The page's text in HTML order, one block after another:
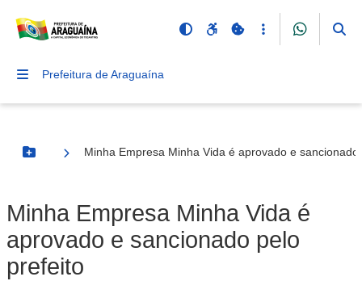
Prefeitura de Araguaína
Botão Menu
Minha Empresa Minha Vida é aprovado e
Minha Empresa Minha Vida é
aprovado e sancionado pelo
prefeito